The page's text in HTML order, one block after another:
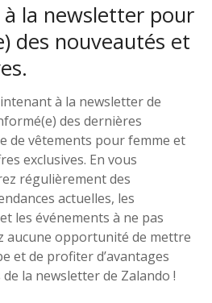
à la newsletter pour
des nouveautés et
à la newsletter de
des dernières
de vêtements pour femme et
exclusives. En vous
régulièrement des
actuelles, les
les événements à ne pas
aucune opportunité de mettre
et de profiter d’avantages
la newsletter de Zalando !